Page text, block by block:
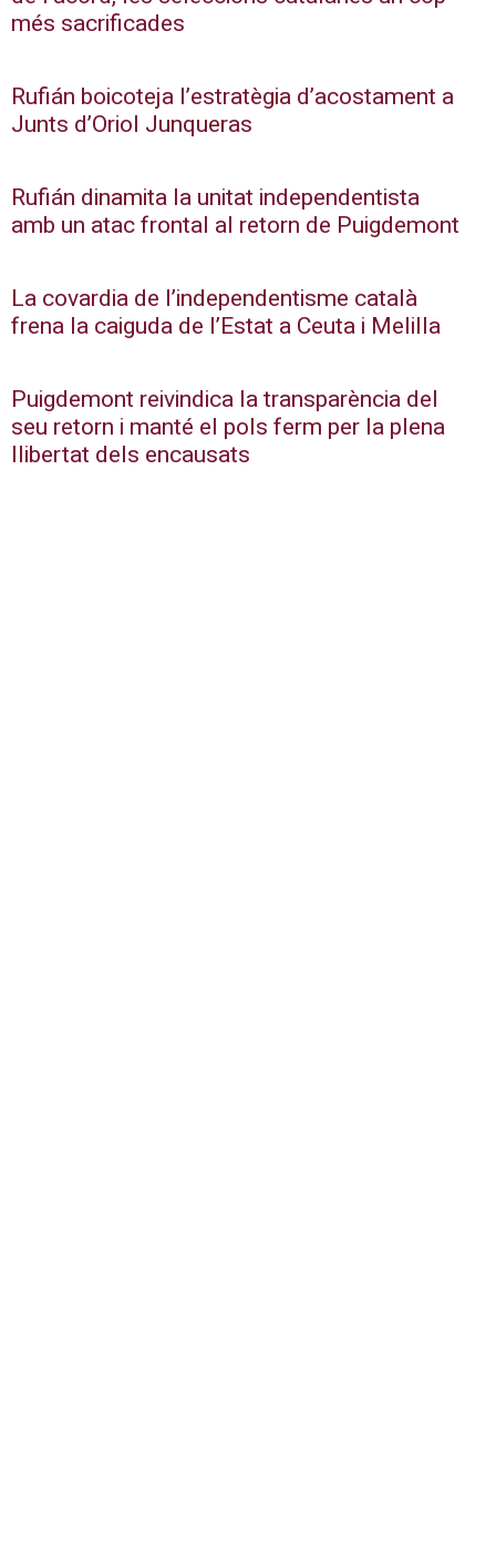
més sacrificades
Rufián boicoteja l’estratègia d’acostament a
Junts d’Oriol Junqueras
Rufián dinamita la unitat independentista
amb un atac frontal al retorn de Puigdemont
La covardia de l’independentisme català
frena la caiguda de l’Estat a Ceuta i Melilla
Puigdemont reivindica la transparència del
seu retorn i manté el pols ferm per la plena
llibertat dels encausats